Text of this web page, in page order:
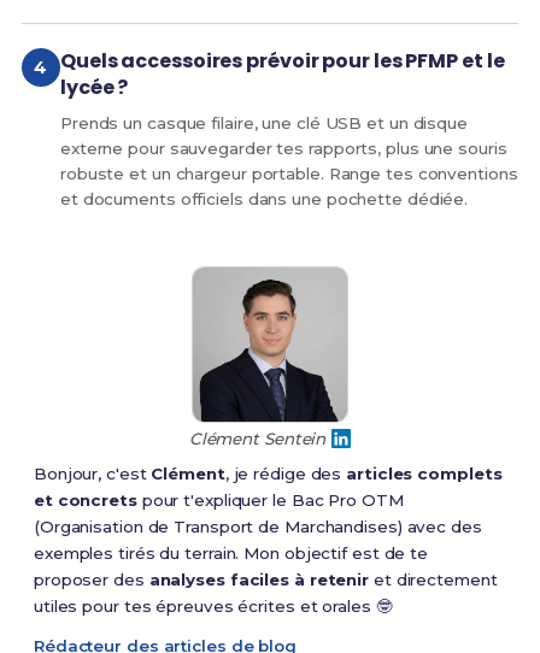
Quels accessoires prévoir pour les PFMP et le
lycée ?
Prends un casque filaire, une clé USB et un disque
externe pour sauvegarder tes rapports, plus une souris
robuste et un chargeur portable. Range tes conventions
et documents officiels dans une pochette dédiée.
Clément Sentein
Bonjour, c'est Clément, je rédige des articles complets
et concretspour t'expliquer le Bac Pro OTM
(Organisation de Transport de Marchandises) avec des
exemples tirés du terrain. Mon objectif est de te
proposer des analyses faciles à retenir et directement
utiles pour tes épreuves écrites et orales 🤓
Rédacteur des articles de blog